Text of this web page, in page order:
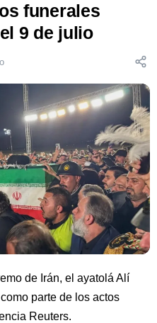
funerales
9 de julio
de Irán, el ayatolá Alí
parte de los actos
Reuters.